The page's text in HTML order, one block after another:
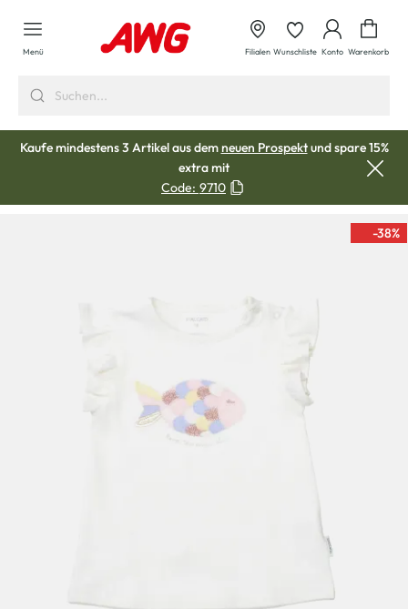
springen
Menü Filialen Wunschliste Konto Warenkorb
Kaufe mindestens 3 Artikel aus demneuen Prospektund spare 15%
extra mit
Code: 9710
-38%